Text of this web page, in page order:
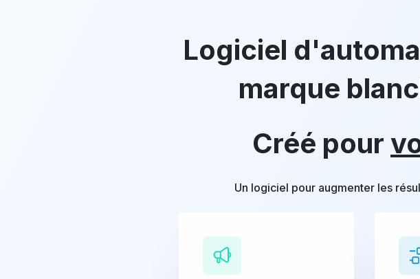
Logiciel
marque
Créé pour
Un logiciel pour augmenter les